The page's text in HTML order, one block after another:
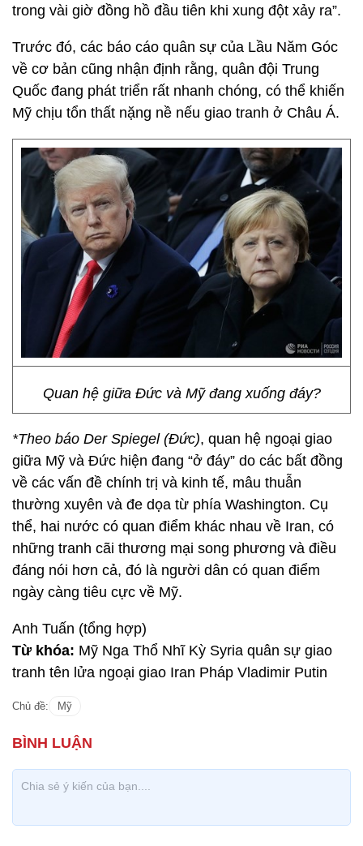
trong vài giờ đồng hồ đầu tiên khi xung đột xảy ra”.
Trước đó, các báo cáo quân sự của Lầu Năm Góc
về cơ bản cũng nhận định rằng, quân đội Trung
Quốc đang phát triển rất nhanh chóng, có thể khiến
Mỹ chịu tổn thất nặng nề nếu giao tranh ở Châu Á.
Quan hệ giữa Đức và Mỹ đang xuống đáy?
*Theo báo Der Spiegel (Đức), quan hệ ngoại giao
giữa Mỹ và Đức hiện đang “ở đáy” do các bất đồng
về các vấn đề chính trị và kinh tế, mâu thuẫn
thường xuyên và đe dọa từ phía Washington. Cụ
thể, hai nước có quan điểm khác nhau về Iran, có
những tranh cãi thương mại song phương và điều
đáng nói hơn cả, đó là người dân có quan điểm
ngày càng tiêu cực về Mỹ.
Anh Tuấn (tổng hợp)
Từ khóa: Mỹ Nga Thổ Nhĩ Kỳ Syria quân sự giao
tranh tên lửa ngoại giao Iran Pháp Vladimir Putin
Chủ đề: Mỹ